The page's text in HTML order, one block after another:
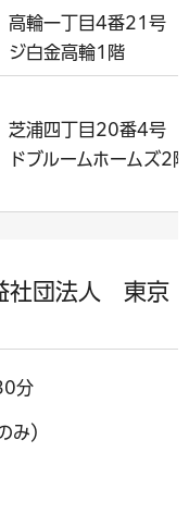
高輪一丁目4番21号
ジ白金高輪1階
芝浦四丁目20番4号
ドブルームホームズ2階
社団法人 東京
分
）